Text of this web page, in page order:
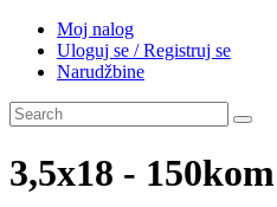
Moj nalog
Uloguj se / Registruj se
Narudžbine
3,5x18 - 150kom